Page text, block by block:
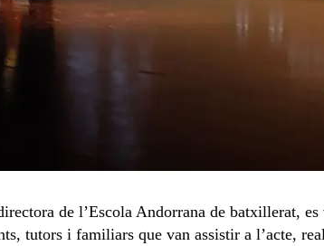
de l’Escola Andorrana de batxillerat,
tutors i familiars que van assistir a l’acte,